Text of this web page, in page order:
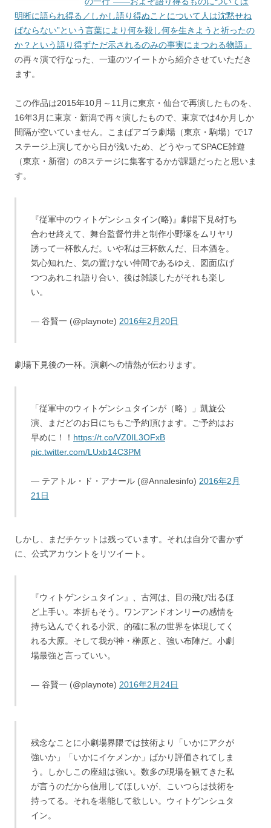
明晰に語られ得る／しかし語り得ぬことについて人は沈黙せね
ばならない”という言葉により何を殺し何を生きようと祈ったの
か？という語り得ずただ示されるのみの事実にまつわる物語』
の再々演で行なった、一連のツイートから紹介させていただき
ます。
この作品は2015年10月～11月に東京・仙台で再演したものを、
16年3月に東京・新潟で再々演したもので、東京では4か月しか
間隔が空いていません。こまばアゴラ劇場（東京・駒場）で17
ステージ上演してから日が浅いため、どうやってSPACE雑遊
（東京・新宿）の8ステージに集客するかが課題だったと思いま
す。
『従軍中のウィトゲンシュタイン(略)』劇場下見&打ち
合わせ終えて、舞台監督竹井と制作小野塚をムリヤリ
誘って一杯飲んだ。いや私は三杯飲んだ、日本酒を。
気心知れた、気の置けない仲間であるゆえ、図面広げ
つつあれこれ語り合い、後は雑談したがそれも楽し
い。
— 谷賢一 (@playnote) 2016年2月20日
劇場下見後の一杯。演劇への情熱が伝わります。
「従軍中のウィトゲンシュタインが（略）」凱旋公
演、まだどのお日にちもご予約頂けます。ご予約はお
早めに！！ https://t.co/VZ0IL3OFxB
pic.twitter.com/LUxb14C3PM
— テアトル・ド・アナール (@Annalesinfo) 2016年2月
21日
しかし、まだチケットは残っています。それは自分で書かず
に、公式アカウントをリツイート。
『ウィトゲンシュタイン』、古河は、目の飛び出るほ
ど上手い。本折もそう。ワンアンドオンリーの感情を
持ち込んでくれる小沢、的確に私の世界を体現してく
れる大原。そして我が神・榊原と、強い布陣だ。小劇
場最強と言っていい。
— 谷賢一 (@playnote) 2016年2月24日
残念なことに小劇場界隈では技術より「いかにアクが
強いか」「いかにイケメンか」ばかり評価されてしま
う。しかしこの座組は強い。数多の現場を観てきた私
が言うのだから信用してほしいが、こいつらは技術を
持ってる。それを堪能して欲しい。ウィトゲンシュタ
イン。